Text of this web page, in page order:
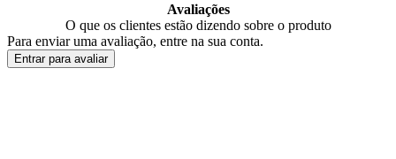
Avaliações
O que os clientes estão dizendo sobre o produto
Para enviar uma avaliação, entre na sua conta.
Entrar para avaliar